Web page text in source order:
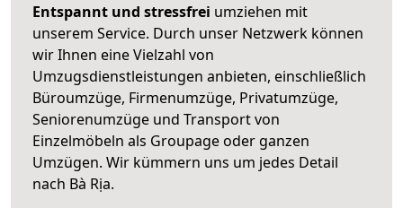
Entspannt und stressfrei umziehen mit
unserem Service. Durch unser Netzwerk können
wir Ihnen eine Vielzahl von
Umzugsdienstleistungen anbieten, einschließlich
Büroumzüge, Firmenumzüge, Privatumzüge,
Seniorenumzüge und Transport von
Einzelmöbeln als Groupage oder ganzen
Umzügen. Wir kümmern uns um jedes Detail
nach Bà Rịa.